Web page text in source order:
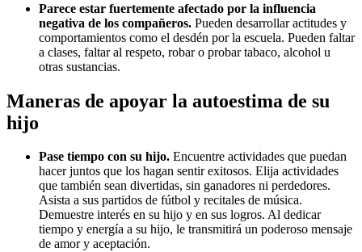
Parece estar fuertemente afectado por la influencia
negativa de los compañeros. Pueden desarrollar actitudes y
comportamientos como el desdén por la escuela. Pueden faltar
a clases, faltar al respeto, robar o probar tabaco, alcohol u
otras sustancias.
Maneras de apoyar la autoestima de su
hijo
Pase tiempo con su hijo. Encuentre actividades que puedan
hacer juntos que los hagan sentir exitosos. Elija actividades
que también sean divertidas, sin ganadores ni perdedores.
Asista a sus partidos de fútbol y recitales de música.
Demuestre interés en su hijo y en sus logros. Al dedicar
tiempo y energía a su hijo, le transmitirá un poderoso mensaje
de amor y aceptación.